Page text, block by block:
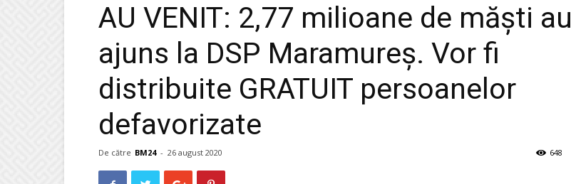
AU VENIT: 2,77 milioane de măști au
ajuns la DSP Maramureș. Vor fi
distribuite GRATUIT persoanelor
defavorizate
De către BM24 - 26 august 2020 648